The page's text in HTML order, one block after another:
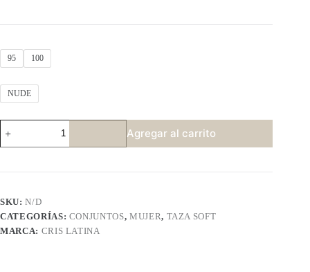
95 100
NUDE
LATINA
5000
Agregar al carrito
SKU:N/D
CATEGORÍAS: CONJUNTOS, MUJER, TAZA SOFT
MARCA: CRIS LATINA